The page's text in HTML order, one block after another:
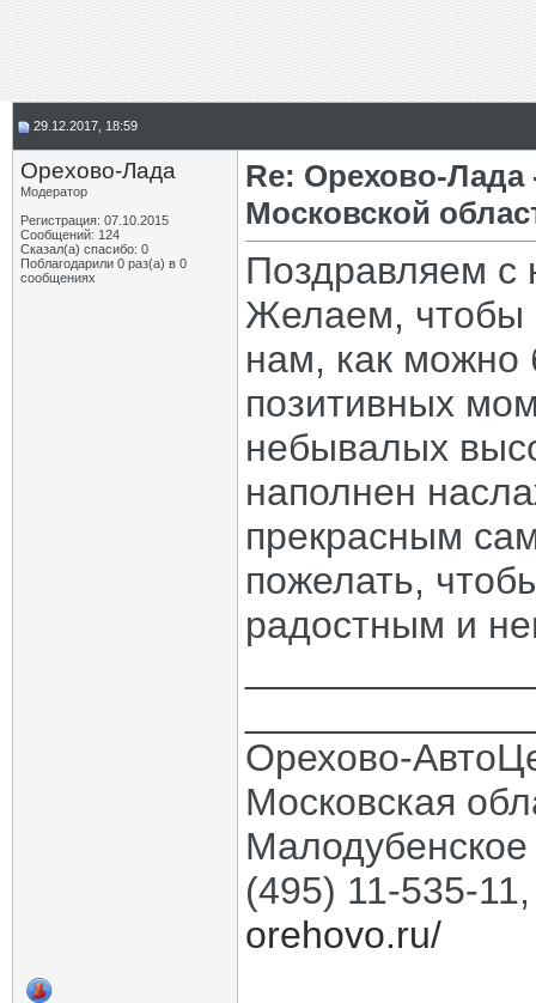
29.12.2017, 18:59
Орехово-Лада
Модератор
Регистрация: 07.10.2015
Сообщений: 124
Сказал(а) спасибо: 0
Поблагодарили 0 раз(а) в 0
сообщениях
Re: Орехово-
Московской
Поздравляем
Желаем, чтобы
нам, как можно
позитивных
небывалых
наполнен
прекрасным
пожелать,
радостным и
Орехово-
Московская
(495) 11-535-
orehovo.ru/